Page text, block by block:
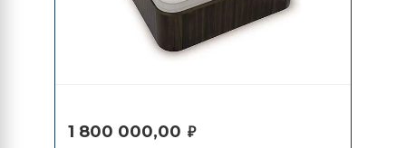
1 800 000,00 ₽